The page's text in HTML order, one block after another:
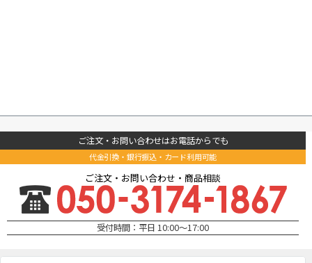
ご注文・お問い合わせはお電話からでも
代金引換・銀行振込・カード利用可能
ご注文・お問い合わせ・商品相談
受付時間：平日 10:00～17:00